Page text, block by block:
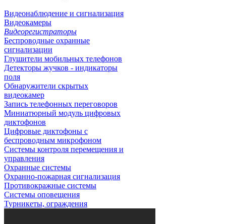
Видеонаблюдение и сигнализация
Видеокамеры
Видеорегистраторы
Беспроводные охранные
сигнализации
Глушители мобильных телефонов
Детекторы жучков - индикаторы
поля
Обнаружители скрытых
видеокамер
Запись телефонных переговоров
Миниатюрный модуль цифровых
диктофонов
Цифровые диктофоны с
беспроводным микрофоном
Системы контроля перемещения и
управления
Охранные системы
Охранно-пожарная сигнализация
Противокражные системы
Системы оповещения
Турникеты, ограждения